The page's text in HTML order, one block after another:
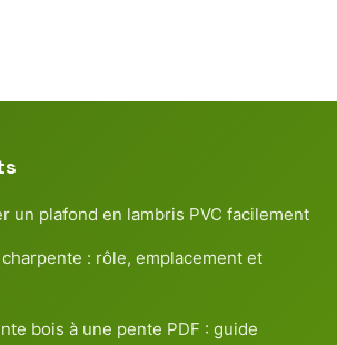
un plafond en lambris PVC facilement
: rôle, emplacement et
bois à une pente PDF : guide